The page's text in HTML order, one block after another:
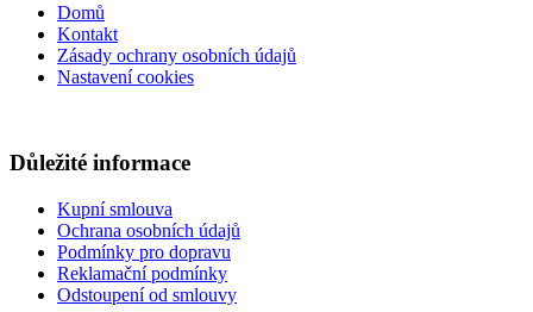
Domů
Kontakt
Zásady ochrany osobních údajů
Nastavení cookies
Důležité informace
Kupní smlouva
Ochrana osobních údajů
Podmínky pro dopravu
Reklamační podmínky
Odstoupení od smlouvy